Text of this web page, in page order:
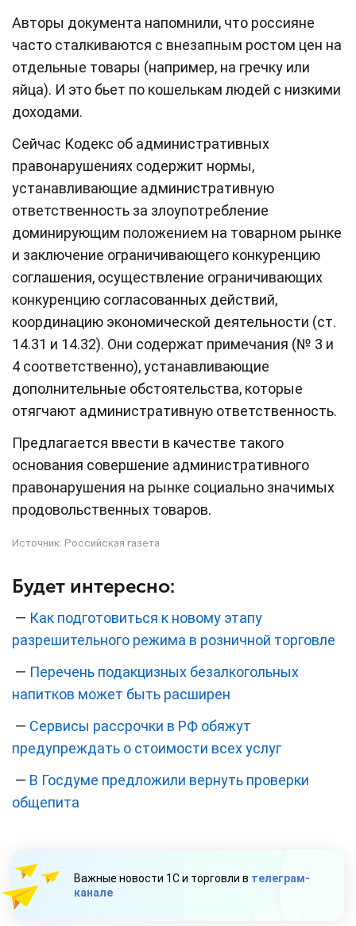
Авторы документа напомнили, что россияне
часто сталкиваются с внезапным ростом цен на
отдельные товары (например, на гречку или
яйца). И это бьет по кошелькам людей с низкими
доходами.
Сейчас Кодекс об административных
правонарушениях содержит нормы,
устанавливающие административную
ответственность за злоупотребление
доминирующим положением на товарном рынке
и заключение ограничивающего конкуренцию
соглашения, осуществление ограничивающих
конкуренцию согласованных действий,
координацию экономической деятельности (ст.
14.31 и 14.32). Они содержат примечания (№ 3 и
4 соответственно), устанавливающие
дополнительные обстоятельства, которые
отягчают административную ответственность.
Предлагается ввести в качестве такого
основания совершение административного
правонарушения на рынке социально значимых
продовольственных товаров.
Источник: Российская газета
Будет интересно:
— Как подготовиться к новому этапу
разрешительного режима в розничной торговле
— Перечень подакцизных безалкогольных
напитков может быть расширен
— Сервисы рассрочки в РФ обяжут
предупреждать о стоимости всех услуг
— В Госдуме предложили вернуть проверки
общепита
Важные новости 1С и торговли в телеграм-
канале